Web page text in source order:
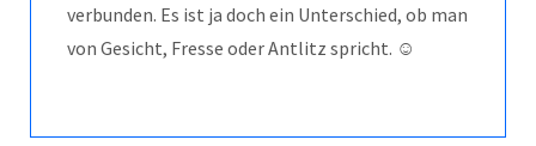
verbunden. Es ist ja doch ein Unterschied, ob man
von Gesicht, Fresse oder Antlitz spricht. ☺